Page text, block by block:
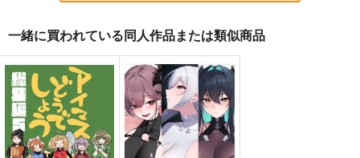
ドンキホーテの休日
ニュートン工房
専売 550円（税込）
THE IDOLM@STER CINDERELLA GIRLS
氏家むつみ
アイマスどうでしょう
【総集編5】
桃京武戯夜
1,100円 （税込）
THE IDOLM@STER CINDERELLA GIRLS
一緒に買われている同人作品または類似商品